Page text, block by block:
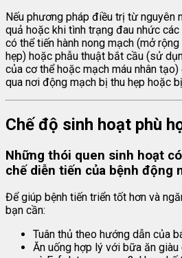
Nếu phương pháp điều trị từ nguyên
quả hoặc khi tình trạng đau nhức
có thể tiến hành nong mạch (mở
hẹp) hoặc phẫu thuật bắt cầu (sử
của cơ thể hoặc mạch máu nhân
qua nơi động mạch bị thu hẹp hoặc
Chế độ sinh hoạt phù
Những thói quen sinh hoạt
chế diễn tiến của bệnh động
Để giúp bệnh tiến triển tốt hơn và
bạn cần:
Tuân thủ theo hướng dẫn của
Ăn uống hợp lý với bữa ăn